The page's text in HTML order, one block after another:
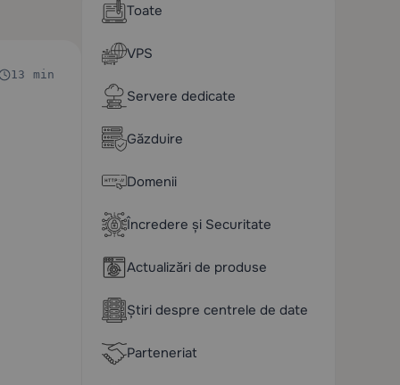
13 min
Toate
VPS
Servere dedicate
Găzduire
Domenii
Încredere și Securitate
Actualizări de produse
Știri despre centrele de date
Parteneriat